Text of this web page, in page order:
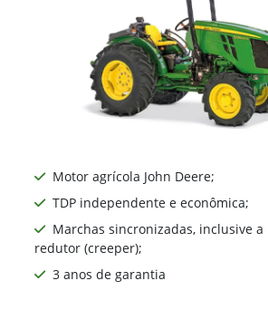
Motor agrícola John Deere;
TDP independente e econômica;
Marchas sincronizadas, inclusive a
redutor (creeper);
3 anos de garantia